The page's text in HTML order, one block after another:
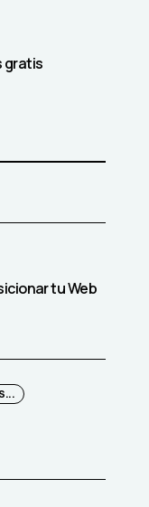
gratis
tu Web